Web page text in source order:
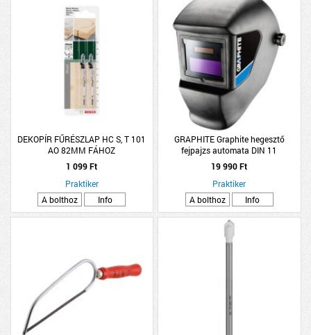
DEKOPÍR FŰRÉSZLAP HC S, T 101
AO 82MM FÁHOZ
1 099 Ft
Praktiker
A bolthoz
Info
GRAPHITE Graphite hegesztő
fejpajzs automata DIN 11
19 990 Ft
Praktiker
A bolthoz
Info